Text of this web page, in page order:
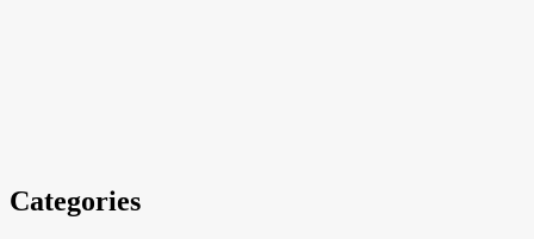
Categories